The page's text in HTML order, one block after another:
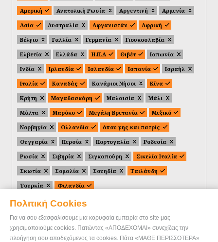
Πολιτική Cookies
Για να σου εξασφαλίσουμε μια κορυφαία εμπειρία στο site μας
χρησιμοποιούμε cookies. Πατώντας «ΑΠΟΔΕΧΟΜΑΙ» συνεχίζεις την
πλοήγηση σου αποδεχόμενος τα cookies. Πάτα «ΜΑΘΕ ΠΕΡΙΣΣΟΤΕΡΑ»
Αμερική
Ανατολική Ρωσία Αργεντινή
Αρμενία
Ασία
Αυστραλία Αφγανιστάν
Αφρική
Βέλγιο
Γαλλία Γερμανία
Γιουκοσλαβία
Ελβετία
Ελλάδα Η.Π.Α Θιβέτ
Ιαπωνία
Ινδία
Ιρλανδία Ισλανδία Ισπανία
Ισραήλ
Ιταλία
Καναδάς Κανάριοι Νήσοι
Κίνα
Κρήτη
Μαγαδασκάρη Μαλαισία
Μάλι
Μάλτα
Μαρόκο Μεγάλη Βρετανία
Μεξικό
Νορβηγία
Ολλανδία
όπου γης και πατρίς
Ουγγαρία
Περσία Πορτογαλία
Ροδεσία
Ρωσία
Σιβηρία Σιγκαπούρη
Σικελία Ιταλία
Σκωτία
Σομαλία Σουηδία
Ταιλάνδη
Τουρκία
Φιλανδία